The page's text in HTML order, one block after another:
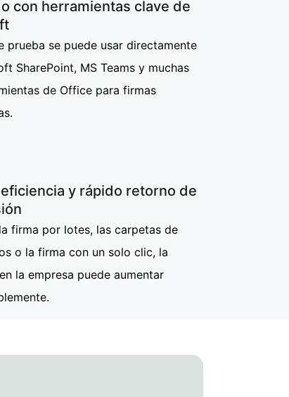
con herramientas clave de
prueba se puede usar directamente
SharePoint, MS Teams y muchas
de Office para firmas
y rápido retorno de
firma por lotes, las carpetas de
o la firma con un solo clic, la
la empresa puede aumentar